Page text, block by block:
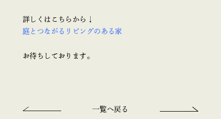
詳しくはこちらから↓
庭とつながるリビングのある家
お待ちしております。
一覧へ戻る